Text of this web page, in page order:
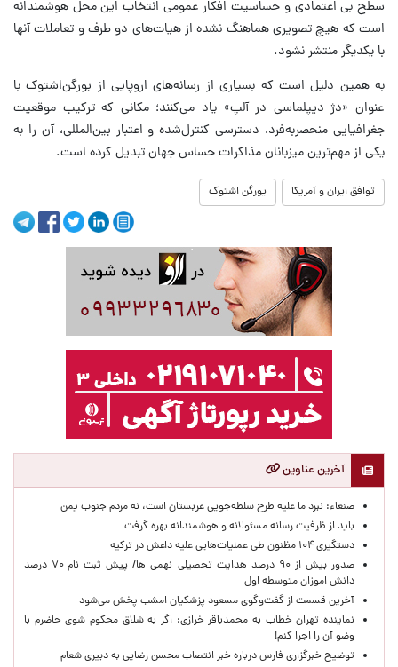
سطح بی اعتمادی و حساسیت افکار عمومی انتخاب این محل هوشمندانه
است که هیچ تصویری هماهنگ نشده از هیات‌های دو طرف و تعاملات آنها
با یکدیگر منتشر نشود.
به همین دلیل است که بسیاری از رسانه‌های اروپایی از بورگن‌اشتوک با
عنوان «دژ دیپلماسی در آلپ» یاد می‌کنند؛ مکانی که ترکیب موقعیت
جغرافیایی منحصربه‌فرد، دسترسی کنترل‌شده و اعتبار بین‌المللی، آن را به
یکی از مهم‌ترین میزبانان مذاکرات حساس جهان تبدیل کرده است.
توافق ایران و آمریکا یورگن اشتوک
آخرین عناوین
صنعاء: نبرد ما علیه طرح سلطه‌جویی عربستان است، نه مردم جنوب یمن
باید از ظرفیت رسانه مسئولانه و هوشمندانه بهره گرفت
دستگیری ۱۰۴ مظنون طی عملیات‌هایی علیه داعش در ترکیه
صدور بیش از ۹۰ درصد هدایت تحصیلی نهمی ها/ پیش ثبت نام ۷۰ درصد
دانش اموزان متوسطه اول
آخرین قسمت از گفت‌وگوی مسعود پزشکیان امشب پخش می‌شود
نماینده تهران خطاب به محمدباقر خرازی: اگر به شلاق محکوم شوی حاضرم با
وضو آن را اجرا کنم!
توضیح خبرگزاری فارس درباره خبر انتصاب محسن رضایی به دبیری شعام